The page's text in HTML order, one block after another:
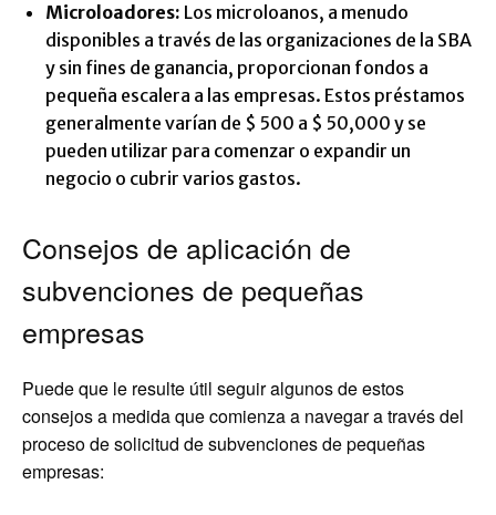
Microloadores: Los microloanos, a menudo
disponibles a través de las organizaciones de la SBA
y sin fines de ganancia, proporcionan fondos a
pequeña escalera a las empresas. Estos préstamos
generalmente varían de $ 500 a $ 50,000 y se
pueden utilizar para comenzar o expandir un
negocio o cubrir varios gastos.
Consejos de aplicación de
subvenciones de pequeñas
empresas
Puede que le resulte útil seguir algunos de estos
consejos a medida que comienza a navegar a través del
proceso de solicitud de subvenciones de pequeñas
empresas: